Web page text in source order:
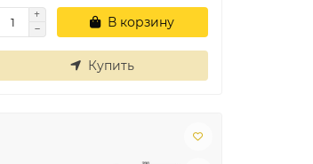
В корзину
Купить